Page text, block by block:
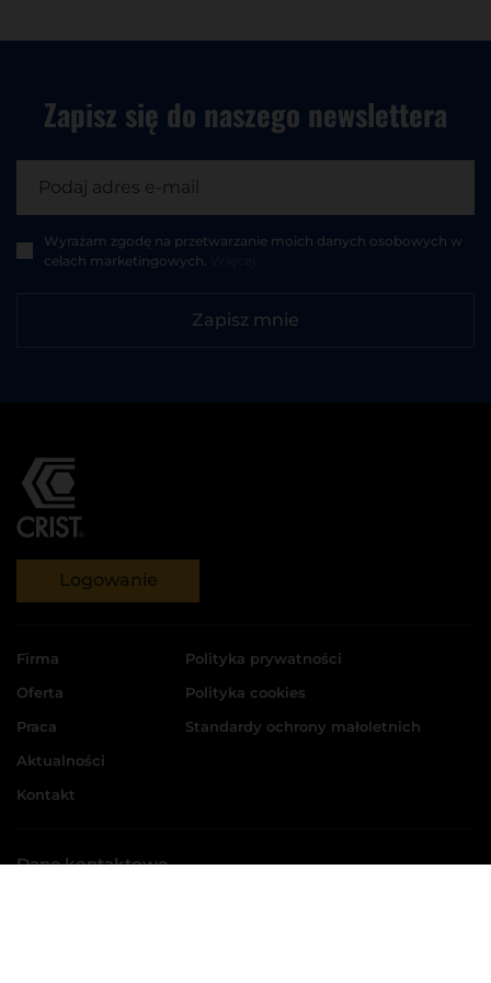
Zapisz się do naszego newslettera
Wyrażam zgodę na przetwarzanie moich danych osobowych w
celach marketingowych.
Zapisz mnie
Logowanie
Firma
Oferta
Praca
Aktualności
Kontakt
Polityka prywatności
Polityka cookies
Standardy ochrony małoletnich
Dane kontaktowe